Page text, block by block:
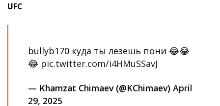
UFC.
bullyb170 куда ты лезешь пони 😂😂
😂 pic.twitter.com/i4HMuSSavJ
— Khamzat Chimaev (@KChimaev) April
29, 2025